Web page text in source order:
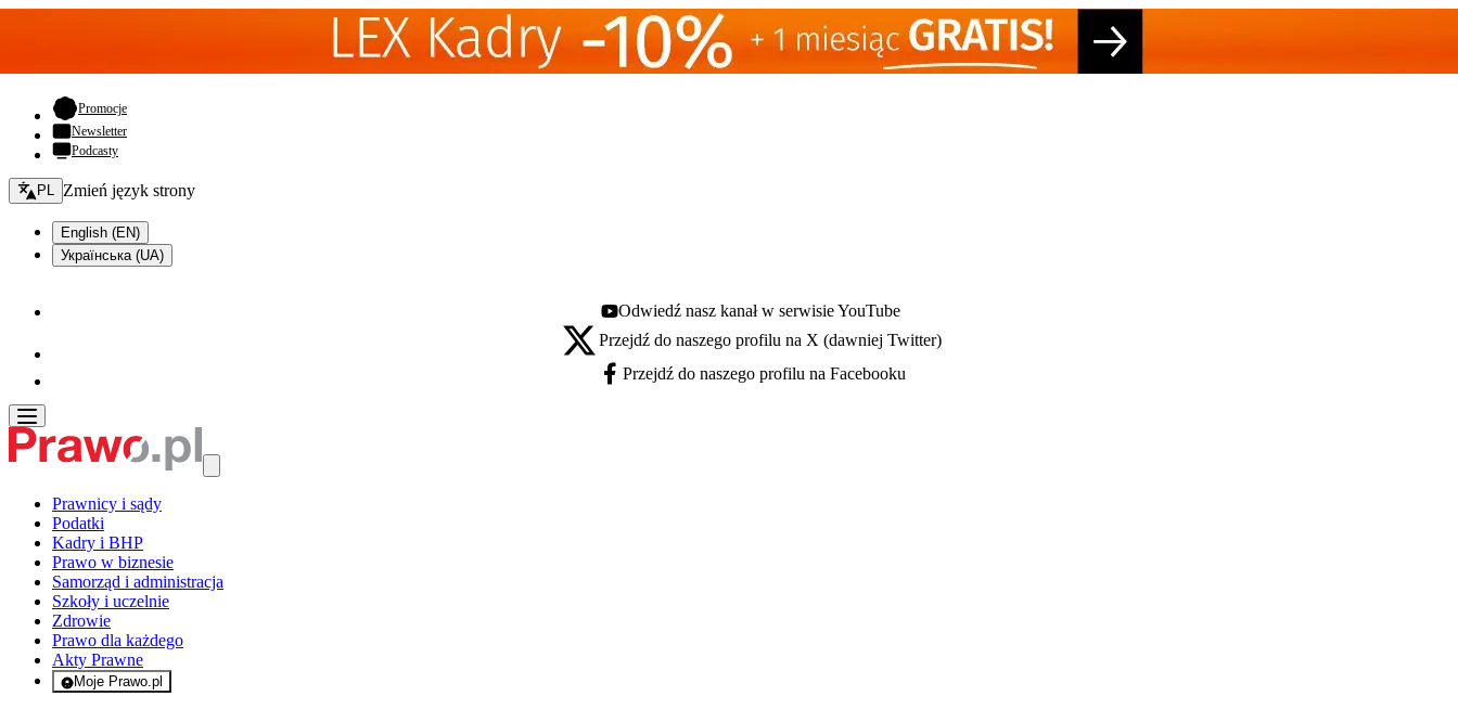
Promocje- otwiera się w nowej karcie
Newsletter
Podcasty
Zmień język - bieżący:
PL Zmień język strony
English (EN)
Українська (UA)
Youtube - otwiera się w nowej karcie
Odwiedź nasz kanał w serwisie YouTube
X - otwiera się w nowej karcie
Przejdź do naszego profilu na X (dawniej Twitter)
Facebook - otwiera się w nowej karcie
Przejdź do naszego profilu na Facebooku
Prawnicy i sądy
Podatki
Kadry i BHP
Prawo w biznesie
Samorząd i administracja
Szkoły i uczelnie
Zdrowie
Prawo dla każdego
Akty Prawne
Moje Prawo.pl
- rejestracja i logowanie do serwisu